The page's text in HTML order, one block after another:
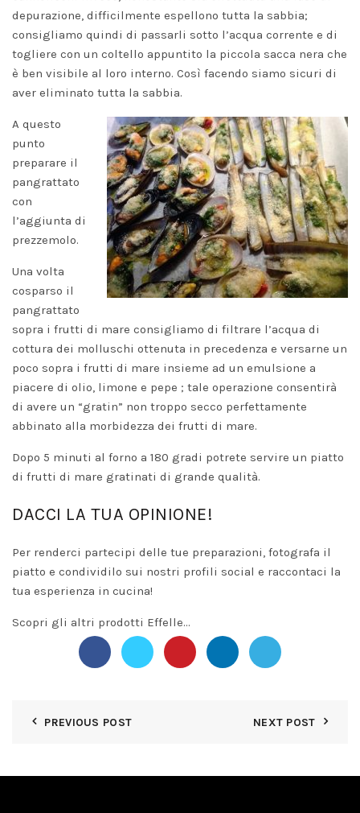
depurazione, difficilmente espellono tutta la sabbia;
consigliamo quindi di passarli sotto l’acqua corrente e di
togliere con un coltello appuntito la piccola sacca nera che
è ben visibile al loro interno. Così facendo siamo sicuri di
aver eliminato tutta la sabbia.
A questo
punto
preparare il
pangrattato
con
l’aggiunta di
prezzemolo.
Una volta
cosparso il
pangrattato
sopra i frutti di mare consigliamo di filtrare l’acqua di
cottura dei molluschi ottenuta in precedenza e versarne un
poco sopra i frutti di mare insieme ad un emulsione a
piacere di olio, limone e pepe ; tale operazione consentirà
di avere un “gratin” non troppo secco perfettamente
abbinato alla morbidezza dei frutti di mare.
Dopo 5 minuti al forno a 180 gradi potrete servire un piatto
di frutti di mare gratinati di grande qualità.
DACCI LA TUA OPINIONE!
Per renderci partecipi delle tue preparazioni, fotografa il
piatto e condividilo sui nostri profili social e raccontaci la
tua esperienza in cucina!
Scopri gli altri prodotti Effelle…
PREVIOUS POST NEXT POST